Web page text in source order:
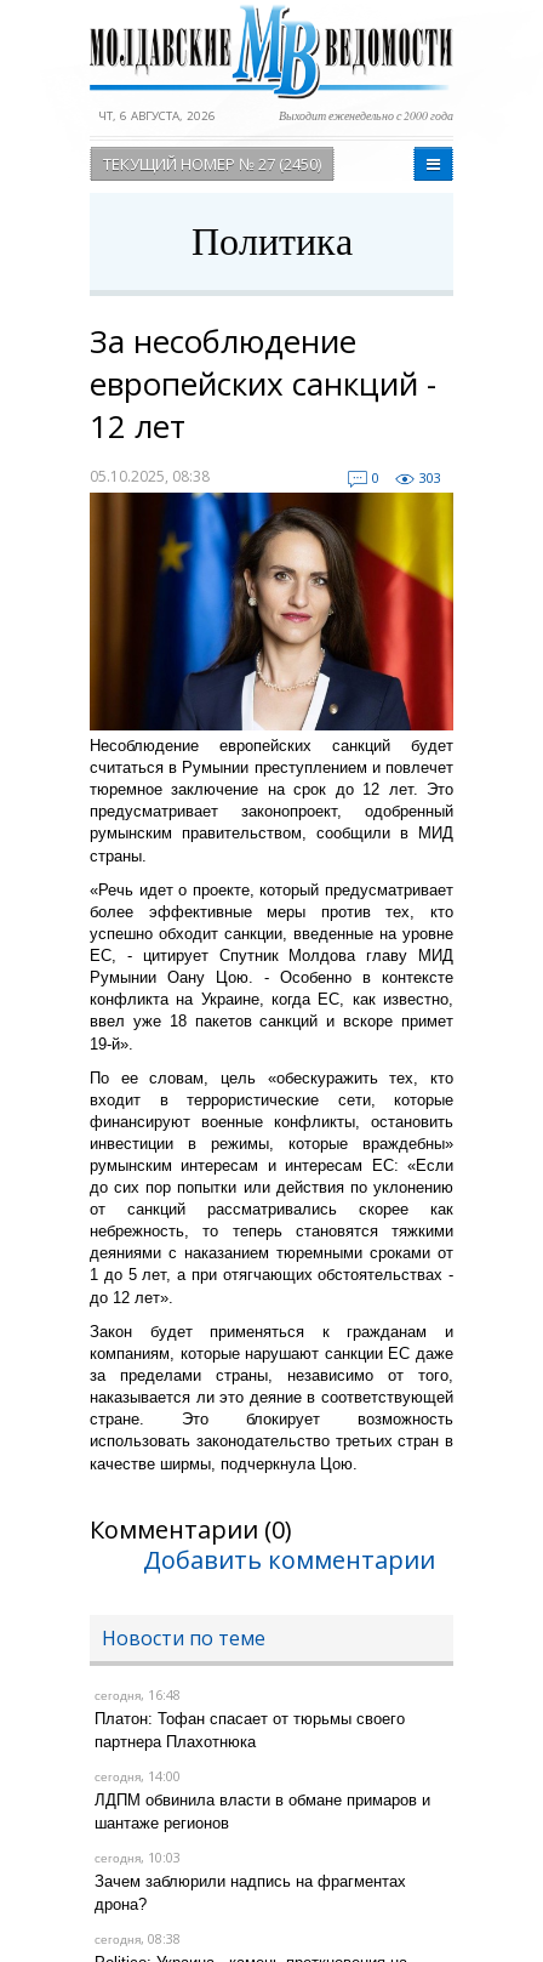
ЧТ, 6 АВГУСТА, 2026 Выходит еженедельно с 2000 года
ТЕКУЩИЙ НОМЕР № 27 (2450)
Политика
За несоблюдение
европейских санкций -
12 лет
05.10.2025, 08:38 0 303
Несоблюдение европейских санкций будет
считаться в Румынии преступлением и повлечет
тюремное заключение на срок до 12 лет. Это
предусматривает законопроект, одобренный
румынским правительством, сообщили в МИД
страны.
«Речь идет о проекте, который предусматривает
более эффективные меры против тех, кто
успешно обходит санкции, введенные на уровне
ЕС, - цитирует Спутник Молдова главу МИД
Румынии Оану Цою. - Особенно в контексте
конфликта на Украине, когда ЕС, как известно,
ввел уже 18 пакетов санкций и вскоре примет
19-й».
По ее словам, цель «обескуражить тех, кто
входит в террористические сети, которые
финансируют военные конфликты, остановить
инвестиции в режимы, которые враждебны»
румынским интересам и интересам ЕС: «Если
до сих пор попытки или действия по уклонению
от санкций рассматривались скорее как
небрежность, то теперь становятся тяжкими
деяниями с наказанием тюремными сроками от
1 до 5 лет, а при отягчающих обстоятельствах -
до 12 лет».
Закон будет применяться к гражданам и
компаниям, которые нарушают санкции ЕС даже
за пределами страны, независимо от того,
наказывается ли это деяние в соответствующей
стране. Это блокирует возможность
использовать законодательство третьих стран в
качестве ширмы, подчеркнула Цою.
Комментарии (0)
Добавить комментарии
Новости по теме
сегодня, 16:48
Платон: Тофан спасает от тюрьмы своего
партнера Плахотнюка
сегодня, 14:00
ЛДПМ обвинила власти в обмане примаров и
шантаже регионов
сегодня, 10:03
Зачем заблюрили надпись на фрагментах
дрона?
сегодня, 08:38